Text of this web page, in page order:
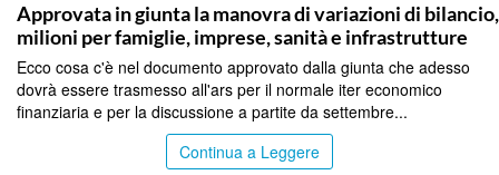
Approvata in giunta la manovra di variazioni di
milioni per famiglie, imprese, sanità e infrastrutture
Ecco cosa c'è nel documento approvato dalla giunta che adesso
dovrà essere trasmesso all'ars per il normale iter economico
finanziaria e per la discussione a partite da settembre...
Continua a Leggere